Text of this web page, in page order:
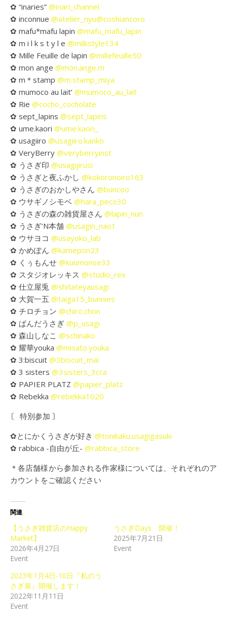
✿ “inaries” @inari_channel
✿ inconnue @atelier_nyu@coshiancoro
✿ mafu*mafu lapin @mafu_mafu_lapin
✿ m i l k s t y l e @milkstyle134
✿ Mille Feuille de lapin @millefeuille50
✿ mon ange @mon.ange.m
✿ m＊stamp @m.stamp_miya
✿ mumoco au lait’ @mumoco_au_lait
✿ Rie @cocho_cocholate
✿ sept_lapins @sept_lapins
✿ ume.kaori @ume.kaori_
✿ usagiiro @usagiiro.kanko
✿ VeryBerry @veryberryinst
✿ うさぎ印 @usagijirusi
✿ うさぎと夜ふかし @kokoronoiro163
✿ うさぎのおかしやさん @buncoo
✿ ウサギノシモベ @hara_peco30
✿ うさぎの森の雑貨屋さん @lapin_nun
✿ うさぎ’N本舗 @usagin_nao1
✿ ウサヨコ @usayoko_lab
✿ かめぽん @kamepon23
✿ くぅもんせ @kuumonse33
✿ スタジオレッキス @studio_rex
✿ 仕立屋兎 @shitateyausagi
✿ 大賀一五 @taiga15_bunnies
✿ チロチョン @chiro.chon
✿ ぱんだうさぎ @p_usagi
✿ 森山しなこ @schinako
✿ 耀華youka @misato.youka
✿ 3:biscuit @3biscuit_mai
✿ 3 sisters @3sisters_3cca
✿ PAPIER PLATZ @papier_platz
✿ Rebekka @rebekka1020
〘 特別参加 〙
✿とにかくうさぎが好き @tonikaku.usagigasuki
✿ rabbica -自由が丘- @rabbica_store
＊各店舗様から参加される作家様については、それぞれのア
カウントをご確認ください
関連
【うさぎ雑貨店のHappy
Market】
2026年4月27日
Event
うさぎDays 開催！
2025年7月21日
Event
2023年1月4日-10日『私のう
さぎ展』開催します！
2022年11月11日
Event